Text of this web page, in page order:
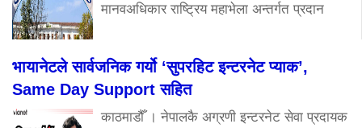
मानवअधिकार राष्ट्रिय महाभेला अन्तर्गत प्रदान
भायानेटले सार्वजनिक गर्यो ‘सुपरहिट इन्टरनेट प्याक’,
Same Day Support सहित
काठमाडौँ । नेपालकै अग्रणी इन्टरनेट सेवा प्रदायक